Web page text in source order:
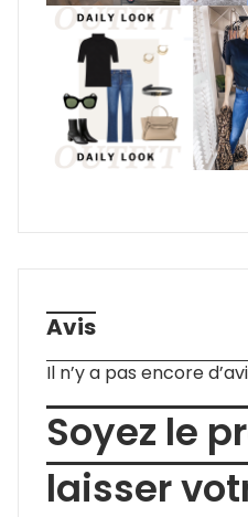
Avis
Il n’y a pas encore
Soyez le
laisser